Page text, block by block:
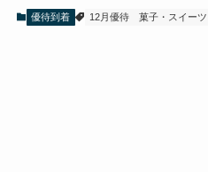
優待到着 12月優待 菓子・スイーツ